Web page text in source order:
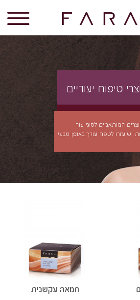
טיפוח יעודיים
המותאמים לסוגי עור
שיעזרו לטפח עורך באופן טבעי.
חמאה עקשנית